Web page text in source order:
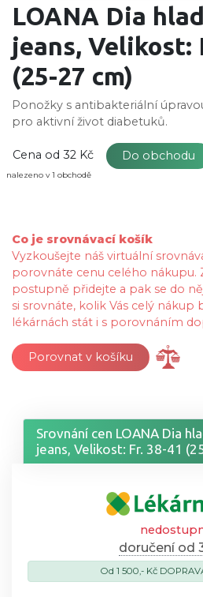
LOANA Dia
jeans, Velikost:
(25-27 cm)
Ponožky s antibakteriální
pro aktivní život diabetuků.
Cena od 32 Kč Do obchodu
nalezeno v 1 obchodě
Co je srovnávací košík
Vyzkoušejte náš virtuální
porovnáte cenu celého nákupu.
postupně přidejte a pak se do
si srovnáte, kolik Vás celý nákup
lékárnách stát i s porovnáním
Porovnat v košíku
Srovnání cen LOANA Dia
jeans, Velikost: Fr. 38-41
doručení od
Od 1 500,- Kč